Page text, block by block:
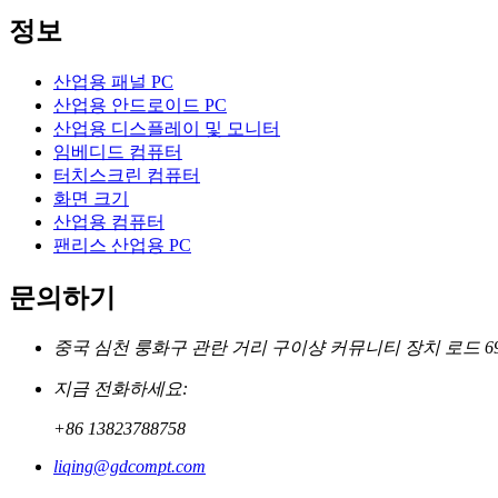
정보
산업용 패널 PC
산업용 안드로이드 PC
산업용 디스플레이 및 모니터
임베디드 컴퓨터
터치스크린 컴퓨터
화면 크기
산업용 컴퓨터
팬리스 산업용 PC
문의하기
중국 심천 룽화구 관란 거리 구이샹 커뮤니티 장치 로드
지금 전화하세요:
+86 13823788758
liqing@gdcompt.com